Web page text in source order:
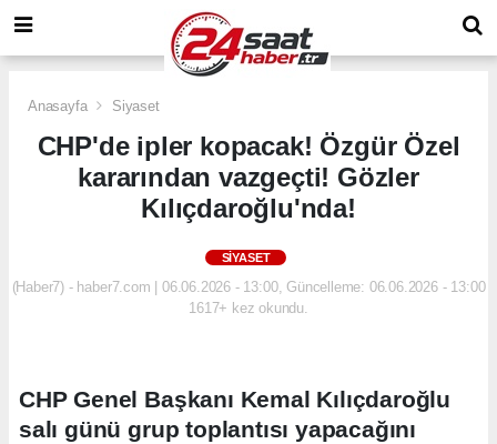
Anasayfa Siyaset
CHP'de ipler kopacak! Özgür Özel
kararından vazgeçti! Gözler
Kılıçdaroğlu'nda!
SIYASET
(Haber7) - haber7.com | 06.06.2026 - 13:00, Güncelleme: 06.06.2026 - 13:00
1617+ kez okundu.
CHP Genel Başkanı Kemal Kılıçdaroğlu
salı günü grup toplantısı yapacağını